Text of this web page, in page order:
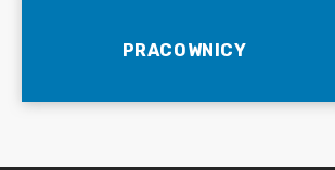
PRACOWNICY